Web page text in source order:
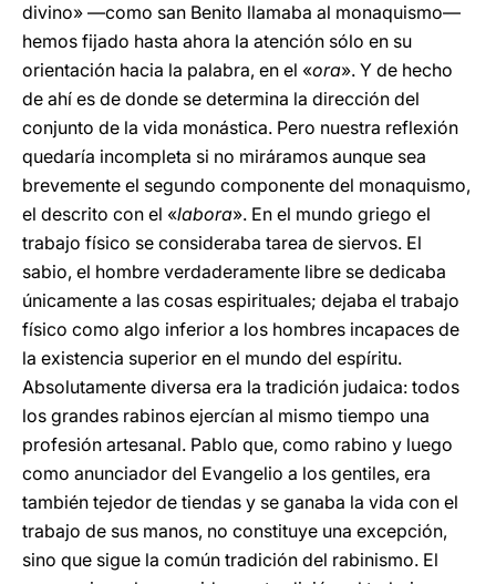
divino» —como san Benito llamaba al monaquismo—
hemos fijado hasta ahora la atención sólo en su
orientación hacia la palabra, en el «ora». Y de hecho
de ahí es de donde se determina la dirección del
conjunto de la vida monástica. Pero nuestra reflexión
quedaría incompleta si no miráramos aunque sea
brevemente el segundo componente del monaquismo,
el descrito con el «labora». En el mundo griego el
trabajo físico se consideraba tarea de siervos. El
sabio, el hombre verdaderamente libre se dedicaba
únicamente a las cosas espirituales; dejaba el trabajo
físico como algo inferior a los hombres incapaces de
la existencia superior en el mundo del espíritu.
Absolutamente diversa era la tradición judaica: todos
los grandes rabinos ejercían al mismo tiempo una
profesión artesanal. Pablo que, como rabino y luego
como anunciador del Evangelio a los gentiles, era
también tejedor de tiendas y se ganaba la vida con el
trabajo de sus manos, no constituye una excepción,
sino que sigue la común tradición del rabinismo. El